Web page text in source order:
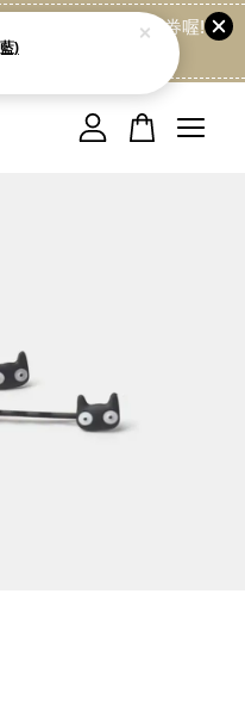
領取專屬折扣券喔!
還是空的。
)